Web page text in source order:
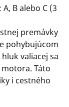
B alebo C (3
premávky
pohybujúcom
valiacej sa
Táto
i cestného